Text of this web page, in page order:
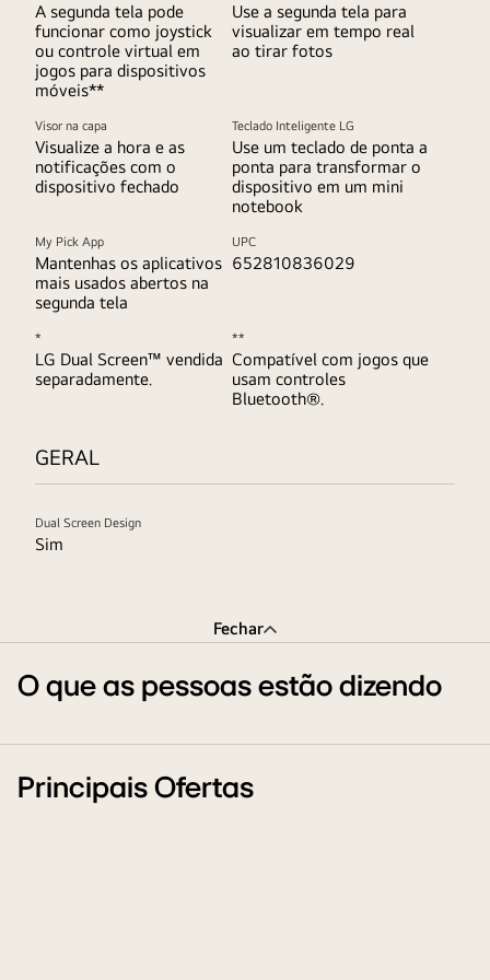
A segunda tela pode
funcionar como joystick
ou controle virtual em
jogos para dispositivos
móveis**
Use a segunda tela para
visualizar em tempo real
ao tirar fotos
Visor na capa
Visualize a hora e as
notificações com o
dispositivo fechado
Teclado Inteligente LG
Use um teclado de ponta a
ponta para transformar o
dispositivo em um mini
notebook
My Pick App
Mantenhas os aplicativos
mais usados abertos na
segunda tela
UPC
652810836029
*
LG Dual Screen™ vendida
separadamente.
**
Compatível com jogos que
usam controles
Bluetooth®.
GERAL
Dual Screen Design
Sim
Fechar
O que as pessoas estão dizendo
Principais Ofertas